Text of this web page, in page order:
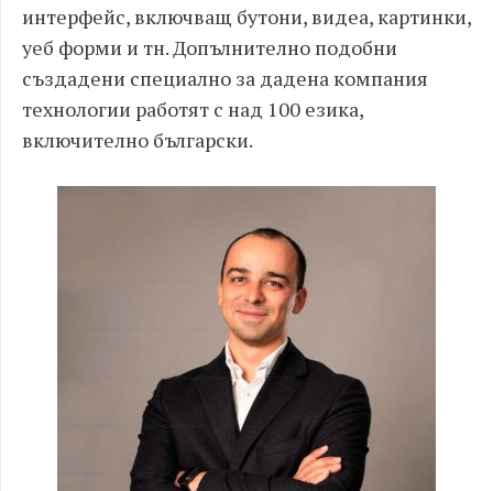
интерфейс, включващ бутони, видеа, картинки,
уеб форми и тн. Допълнително подобни
създадени специално за дадена компания
технологии работят с над 100 езика,
включително български.